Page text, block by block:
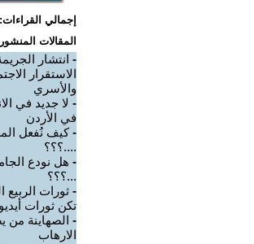
إجمالي القراءات: 539,486
المقالات
- انتشار
الاستقرار
والأسري
- لا جديد في
في الأردن
-كيف نُفعل
....؟؟؟
- هل نودع
...؟؟؟
- ثورات الربيع
تكن ثورات
- الصهاينة من
الارهاب